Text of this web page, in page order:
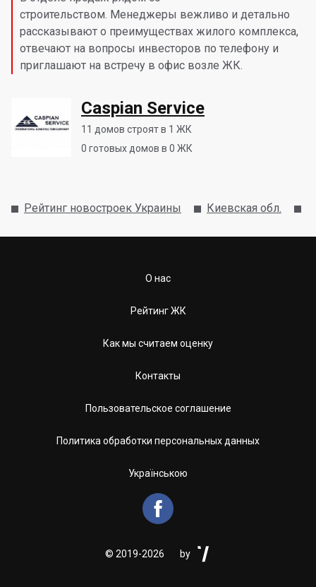
строительством. Менеджеры вежливо и детально
рассказывают о преимуществах жилого комплекса,
отвечают на вопросы инвесторов по телефону и
приглашают на встречу в офис возле ЖК.
Caspian Service
11 домов строят в 1 ЖК
0 готовых домов в 0 ЖК
Рейтинг новостроек Украины Киевская обл.
О нас
Рейтинг ЖК
Как мы считаем оценку
Контакты
Пользовательское соглашение
Политика обработки персональных данных
Українською

© 2019-2026 by 